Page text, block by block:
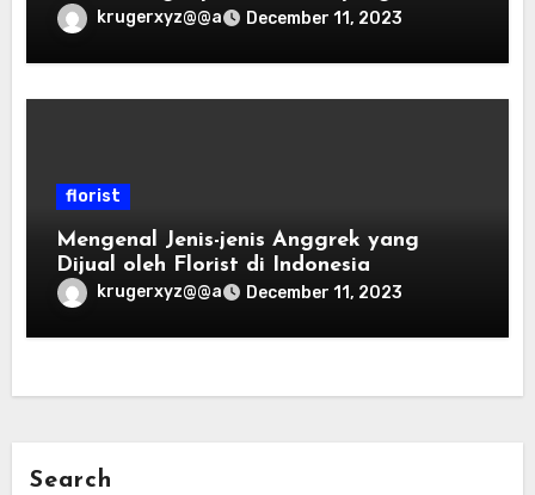
krugerxyz@@a December 11, 2023
florist
Mengenal Jenis-jenis Anggrek yang
Dijual oleh Florist di Indonesia
krugerxyz@@a December 11, 2023
Search